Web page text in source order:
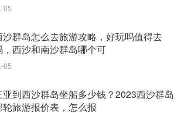
05
沙群岛怎么去旅游攻略，好玩吗值得去
，西沙和南沙群岛哪个可
05
亚到西沙群岛坐船多少钱？2023西沙群岛
轮旅游报价表，怎么报